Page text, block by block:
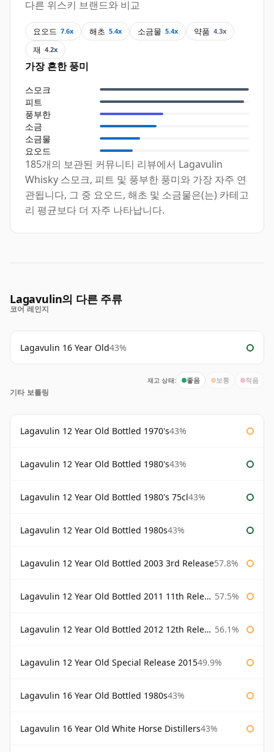
다른 위스키 브랜드와 비교
요오드 7.6x 해초 5.4x 소금물 5.4x 약품 4.3x
재 4.2x
가장 흔한 풍미
스모크
피트
풍부한
소금
소금물
요오드
185개의 보관된 커뮤니티 리뷰에서 Lagavulin
Whisky 스모크, 피트 및 풍부한 풍미와 가장 자주 연
관됩니다, 그 중 요오드, 해초 및 소금물은(는) 카테고
리 평균보다 더 자주 나타납니다.
Lagavulin의 다른 주류
코어 레인지
Lagavulin 16 Year Old43%
재고 상태: 좋음 보통 적음
기타 보틀링
Lagavulin 12 Year Old Bottled 1970's43%
Lagavulin 12 Year Old Bottled 1980's43%
Lagavulin 12 Year Old Bottled 1980's 75cl43%
Lagavulin 12 Year Old Bottled 1980s43%
Lagavulin 12 Year Old Bottled 2003 3rd Release57.8%
Lagavulin 12 Year Old Bottled 2011 11th Release 57.5%
Lagavulin 12 Year Old Bottled 2012 12th Release 56.1%
Lagavulin 12 Year Old Special Release 201549.9%
Lagavulin 16 Year Old Bottled 1980s43%
Lagavulin 16 Year Old White Horse Distillers43%